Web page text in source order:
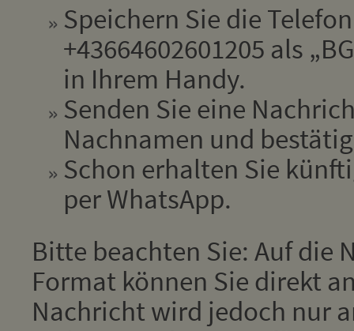
Speichern Sie die
+43664602601205 als
in Ihrem Handy.
Senden Sie eine
Nachnamen und
Schon erhalten Sie
per WhatsApp.
Bitte beachten Sie: Auf die
Format können Sie direkt
Nachricht wird jedoch nur